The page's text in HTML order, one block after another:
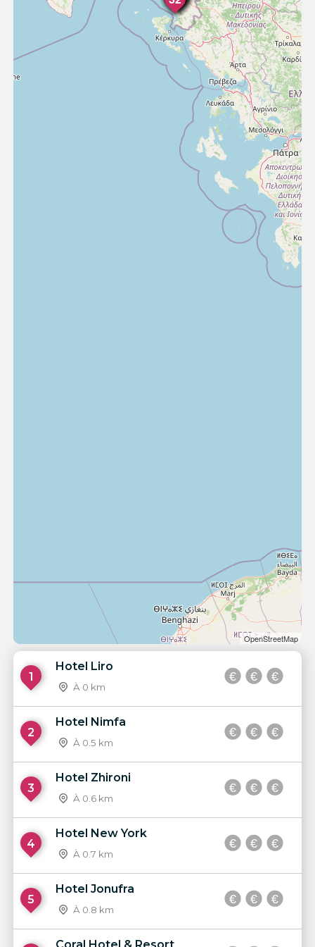
OpenStreetMap
1
Hotel Liro
À 0 km
2
Hotel Nimfa
À 0.5 km
3
Hotel Zhironi
À 0.6 km
4
Hotel New York
À 0.7 km
5
Hotel Jonufra
À 0.8 km